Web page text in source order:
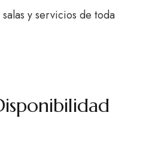
y servicios de toda